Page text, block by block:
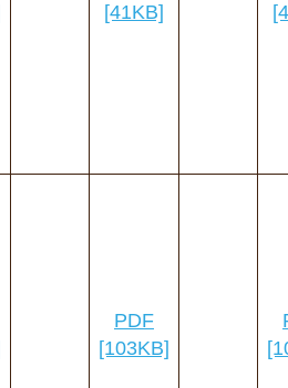
[41KB]
PDF
[103KB]